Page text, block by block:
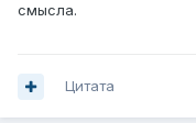
смысла.
Цитата